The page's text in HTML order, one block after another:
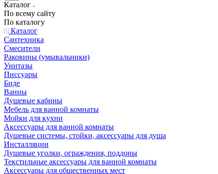
Каталог
По всему сайту
По каталогу
Каталог
Сантехника
Смесители
Раковины (умывальники)
Унитазы
Писсуары
Биде
Ванны
Душевые кабины
Мебель для ванной комнаты
Мойки для кухни
Аксессуары для ванной комнаты
Душевые системы, стойки, аксессуары для душа
Инсталляции
Душевые уголки, ограждения, поддоны
Текстильные аксессуары для ванной комнаты
Аксессуары для общественных мест